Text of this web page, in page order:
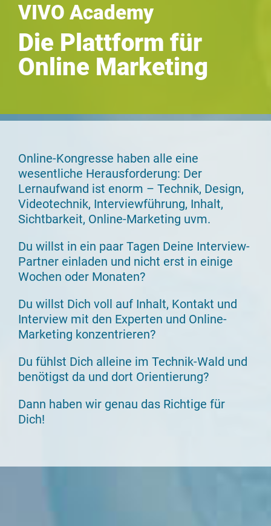
VIVO Academy
Die Plattform für
Online Marketing
Online-Kongresse haben alle eine
wesentliche Herausforderung: Der
Lernaufwand ist enorm – Technik, Design,
Videotechnik, Interviewführung, Inhalt,
Sichtbarkeit, Online-Marketing uvm.
Du willst in ein paar Tagen Deine Interview-
Partner einladen und nicht erst in einige
Wochen oder Monaten?
Du willst Dich voll auf Inhalt, Kontakt und
Interview mit den Experten und Online-
Marketing konzentrieren?
Du fühlst Dich alleine im Technik-Wald und
benötigst da und dort Orientierung?
Dann haben wir genau das Richtige für
Dich!